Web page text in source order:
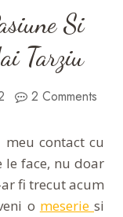
Si
Tarziu
2 Comments
contact cu
face, nu doar
fi trecut acum
o meseriesi